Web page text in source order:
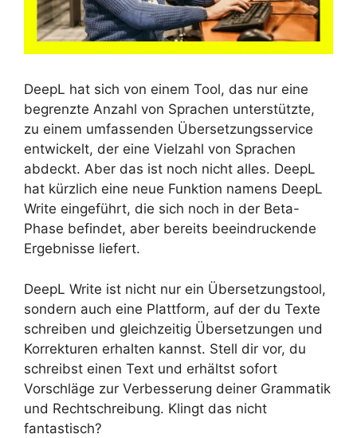
DeepL hat sich von einem Tool, das nur eine
begrenzte Anzahl von Sprachen unterstützte,
zu einem umfassenden Übersetzungsservice
entwickelt, der eine Vielzahl von Sprachen
abdeckt. Aber das ist noch nicht alles. DeepL
hat kürzlich eine neue Funktion namens DeepL
Write eingeführt, die sich noch in der Beta-
Phase befindet, aber bereits beeindruckende
Ergebnisse liefert.
DeepL Write ist nicht nur ein Übersetzungstool,
sondern auch eine Plattform, auf der du Texte
schreiben und gleichzeitig Übersetzungen und
Korrekturen erhalten kannst. Stell dir vor, du
schreibst einen Text und erhältst sofort
Vorschläge zur Verbesserung deiner Grammatik
und Rechtschreibung. Klingt das nicht
fantastisch?